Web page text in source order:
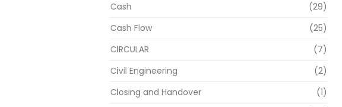
Cash
(29)
Cash Flow
(25)
CIRCULAR
(7)
Civil Engineering
(2)
Closing and Handover
(1)